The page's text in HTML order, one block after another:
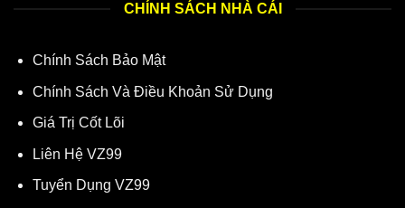
CHÍNH SÁCH NHÀ CÁI
Chính Sách Bảo Mật
Chính Sách Và Điều Khoản Sử Dụng
Giá Trị Cốt Lõi
Liên Hệ VZ99
Tuyển Dụng VZ99